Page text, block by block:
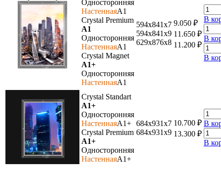
Односторонняя
НастеннаяA1
Crystal Premium
A1
Односторонняя
НастеннаяA1
Crystal Magnet
A1+
Односторонняя
НастеннаяA1
594х841х7
594х841х9
629х876х8
9.050 ₽
11.650 ₽
11.200 ₽
В
В
В
Crystal Standart
A1+
Односторонняя
НастеннаяA1+
Crystal Premium
A1+
Односторонняя
НастеннаяA1+
684х931х7
684х931х9
10.700 ₽
13.300 ₽
В
В